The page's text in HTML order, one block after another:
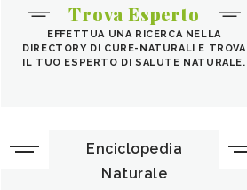
Trova Esperto
EFFETTUA UNA RICERCA NELLA
DIRECTORY DI CURE-NATURALI E TROVA
IL TUO ESPERTO DI SALUTE NATURALE.
Enciclopedia
Naturale